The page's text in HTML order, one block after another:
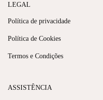
LEGAL
Política de privacidade
Política de Cookies
Termos e Condições
ASSISTÊNCIA